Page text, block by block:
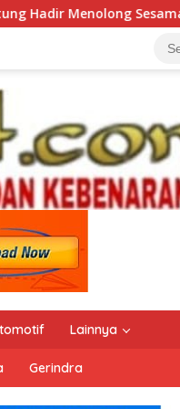
Melalui Donor Darah
Lainnya
Gerindra